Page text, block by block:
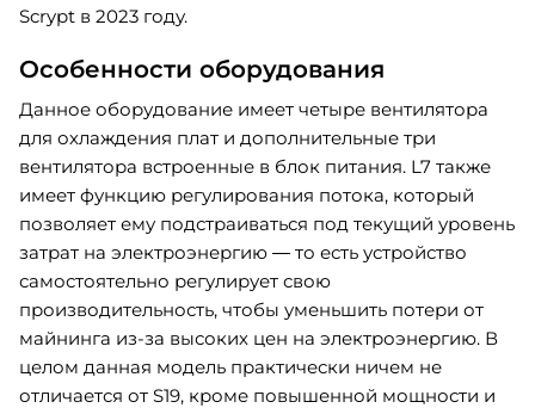
Scrypt в 2023 году.
Особенности оборудования
Данное оборудование имеет четыре вентилятора
для охлаждения плат и дополнительные три
вентилятора встроенные в блок питания. L7 также
имеет функцию регулирования потока, который
позволяет ему подстраиваться под текущий уровень
затрат на электроэнергию — то есть устройство
самостоятельно регулирует свою
производительность, чтобы уменьшить потери от
майнинга из-за высоких цен на электроэнергию. В
целом данная модель практически ничем не
отличается от S19, кроме повышенной мощности и